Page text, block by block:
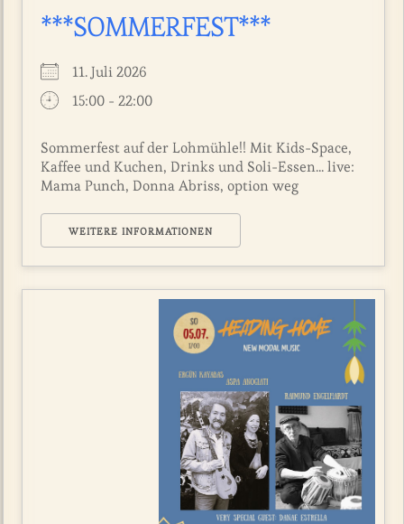
***SOMMERFEST***
11. Juli 2026
15:00 - 22:00
Sommerfest auf der Lohmühle!! Mit Kids-Space,
Kaffee und Kuchen, Drinks und Soli-Essen... live:
Mama Punch, Donna Abriss, option weg
WEITERE INFORMATIONEN